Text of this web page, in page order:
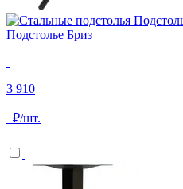
Подстолье Бриз
3 910
₽/шт.